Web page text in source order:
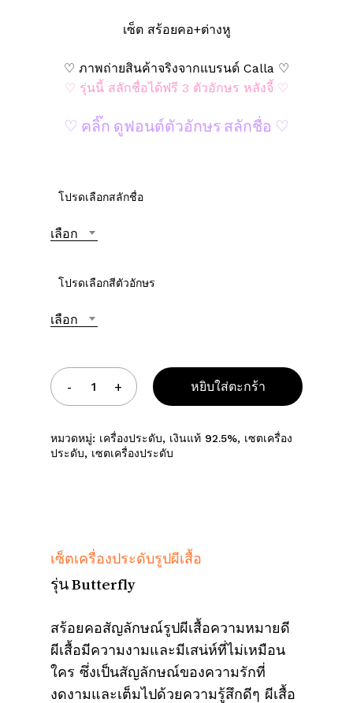
เซ็ต สร้อยคอ+ต่างหู
♡ ภาพถ่ายสินค้าจริงจากแบรนด์ Calla ♡
♡ รุ่นนี้ สลักชื่อได้ฟรี 3 ตัวอักษร หลังจี้ ♡
♡ คลิ๊ก ดูฟอนต์ตัวอักษร สลักชื่อ ♡
โปรดเลือกสลักชื่อ
เลือก
โปรดเลือกสีตัวอักษร
เลือก
หยิบใส่ตะกร้า
หมวดหมู่: เครื่องประดับ, เงินแท้ 92.5%, เซตเครื่อง
ประดับ, เซตเครื่องประดับ
เซ็ตเครื่องประดับรูปผีเสื้อ
รุ่น Butterfly
สร้อยคอสัญลักษณ์รูปผีเสื้อความหมายดี
ผีเสื้อมีความงามและมีเสน่ห์ที่ไม่เหมือน
ใคร ซึ่งเป็นสัญลักษณ์ของความรักที่
งดงามและเต็มไปด้วยความรู้สึกดีๆ ผีเสื้อ